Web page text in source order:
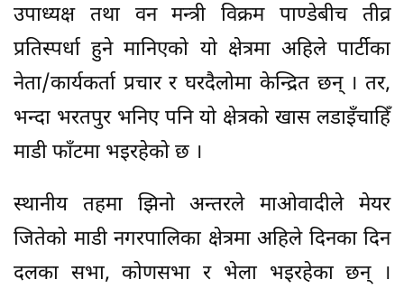
उपाध्यक्ष तथा वन मन्त्री विक्रम पाण्डेबीच तीव्र
प्रतिस्पर्धा हुने मानिएको यो क्षेत्रमा अहिले पार्टीका
नेता/कार्यकर्ता प्रचार र घरदैलोमा केन्द्रित छन् । तर,
भन्दा भरतपुर भनिए पनि यो क्षेत्रको खास लडाइँचाहिँ
माडी फाँटमा भइरहेको छ ।
स्थानीय तहमा झिनो अन्तरले माओवादीले मेयर
जितेको माडी नगरपालिका क्षेत्रमा अहिले दिनका दिन
दलका सभा, कोणसभा र भेला भइरहेका छन् ।